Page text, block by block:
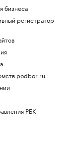
бизнеса
регистратор
podbor.ru
РБК